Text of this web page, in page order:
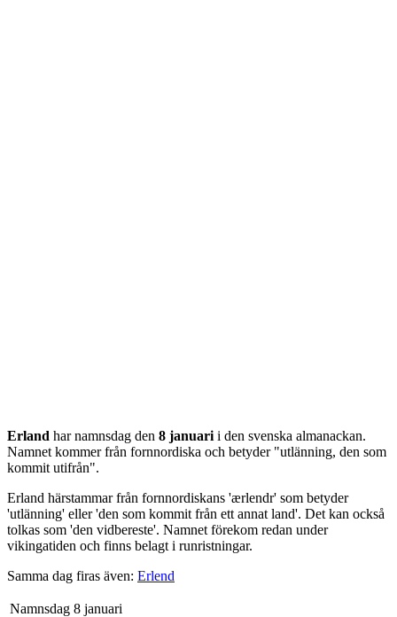
Erland har namnsdag den 8 januari i den svenska almanackan.
Namnet kommer från fornnordiska och betyder "utlänning, den som
kommit utifrån".
Erland härstammar från fornnordiskans 'ærlendr' som betyder
'utlänning' eller 'den som kommit från ett annat land'. Det kan också
tolkas som 'den vidbereste'. Namnet förekom redan under
vikingatiden och finns belagt i runristningar.
Samma dag firas även: Erlend
Namnsdag 8 januari